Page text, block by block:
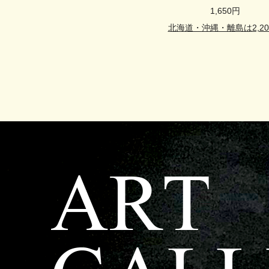
1,650円
北海道・沖縄・離島は